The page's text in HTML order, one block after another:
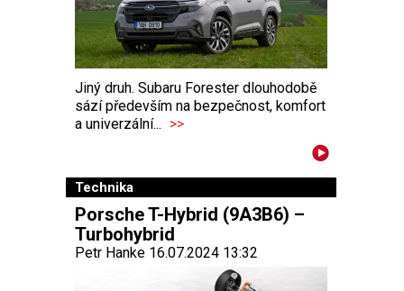
Jiný druh. Subaru Forester dlouhodobě
sází především na bezpečnost, komfort
a univerzální... >>
Technika
Porsche T-Hybrid (9A3B6) –
Turbohybrid
Petr Hanke 16.07.2024 13:32